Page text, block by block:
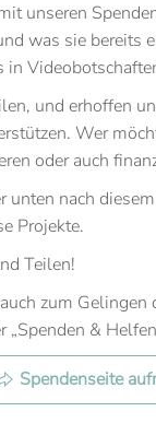
unseren
was sie bereits
in
und erhoffen
Wer
oder auch
nach
Projekte.
Teilen!
zum
&
Spendenseite